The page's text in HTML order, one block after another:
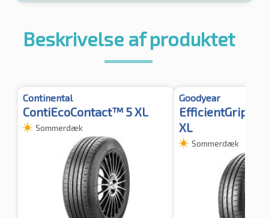
Beskrivelse af produktet
Continental
ContiEcoContact™ 5 XL
Sommerdæk
Goodyear
EfficientGrip
XL
Sommerdæk